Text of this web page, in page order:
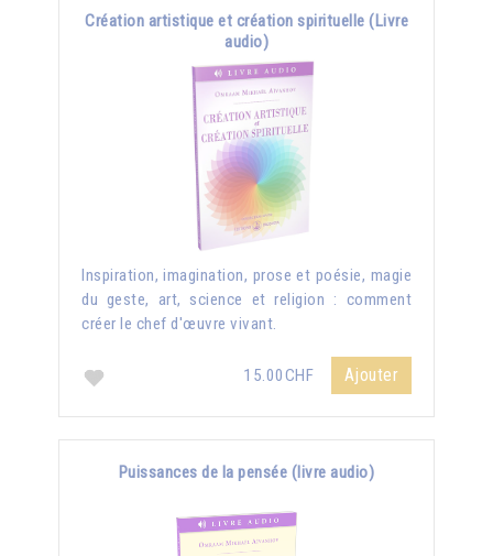
Création artistique et création spirituelle (Livre
audio)
Inspiration, imagination, prose et poésie, magie
du geste, art, science et religion : comment
créer le chef d'œuvre vivant.
15.00CHF Ajouter
Puissances de la pensée (livre audio)